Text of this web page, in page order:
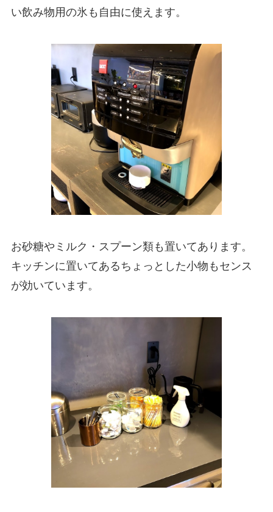
い飲み物用の氷も自由に使えます。
お砂糖やミルク・スプーン類も置いてあります。
キッチンに置いてあるちょっとした小物もセンス
が効いています。